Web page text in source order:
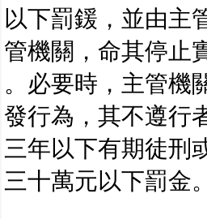
以下罰鍰，並由主
管機關，命其停止
。必要時，主管機
發行為，其不遵行
三年以下有期徒刑
三十萬元以下罰金